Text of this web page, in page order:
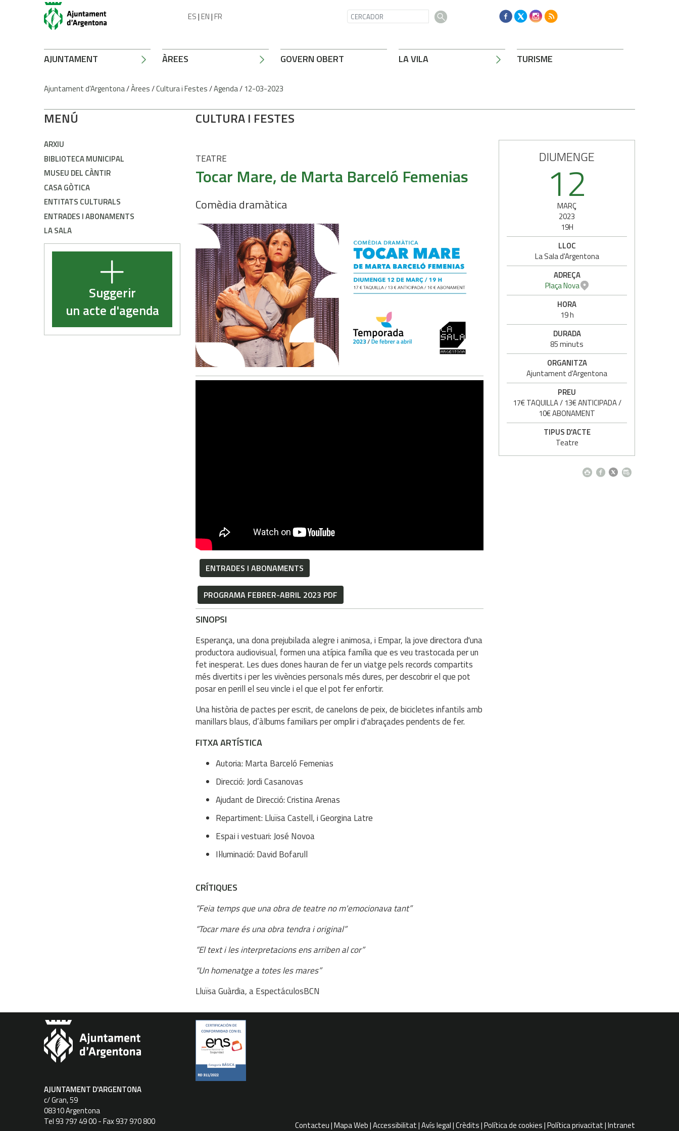
ES|EN|FR
AJUNTAMENT ÀREES GOVERN OBERT LA VILA TURISME
Ajuntament d'Argentona/Àrees/Cultura i Festes/Agenda/ 12-03-2023
MENÚ
ARXIU
BIBLIOTECA MUNICIPAL
MUSEU DEL CÀNTIR
CASA GÒTICA
ENTITATS CULTURALS
ENTRADES I ABONAMENTS
LA SALA
Suggerir
un acte d'agenda
CULTURA I FESTES
TEATRE
Tocar Mare, de Marta Barceló Femenias
Comèdia dramàtica
ENTRADES I ABONAMENTS
PROGRAMA FEBRER-ABRIL 2023 PDF
SINOPSI
Esperança, una dona prejubilada alegre i animosa, i Empar, la jove directora d'una
productora audiovisual, formen una atípica família que es veu trastocada per un
fet inesperat. Les dues dones hauran de fer un viatge pels records compartits
més divertits i per les vivències personals més dures, per descobrir el que pot
posar en perill el seu vincle i el que el pot fer enfortir.
Una història de pactes per escrit, de canelons de peix, de bicicletes infantils amb
manillars blaus, d’àlbums familiars per omplir i d'abraçades pendents de fer.
FITXA ARTÍSTICA
Autoria: Marta Barceló Femenias
Direcció: Jordi Casanovas
Ajudant de Direcció: Cristina Arenas
Repartiment: Lluïsa Castell, i Georgina Latre
Espai i vestuari: José Novoa
Il·luminació: David Bofarull
CRÍTIQUES
“Feia temps que una obra de teatre no m'emocionava tant”
“Tocar mare és una obra tendra i original”
“El text i les interpretacions ens arriben al cor”
“Un homenatge a totes les mares”
Lluïsa Guàrdia, a EspectáculosBCN
DIUMENGE
12
MARÇ
2023
19H
LLOC
La Sala d'Argentona
ADREÇA
Plaça Nova
HORA
19 h
DURADA
85 minuts
ORGANITZA
Ajuntament d'Argentona
PREU
17€ TAQUILLA / 13€ ANTICIPADA /
10€ ABONAMENT
TIPUS D'ACTE
Teatre
AJUNTAMENT D'ARGENTONA
c/ Gran, 59
08310 Argentona
Tel 93 797 49 00 - Fax 937 970 800
Intranet
Política privacitat
Política de cookies
Crèdits
Avís legal
Accessibilitat
Mapa Web
Contacteu